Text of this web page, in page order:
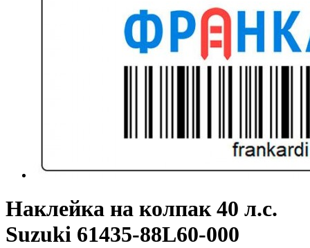
Наклейка на колпак 40 л.с.
Suzuki 61435-88L60-000